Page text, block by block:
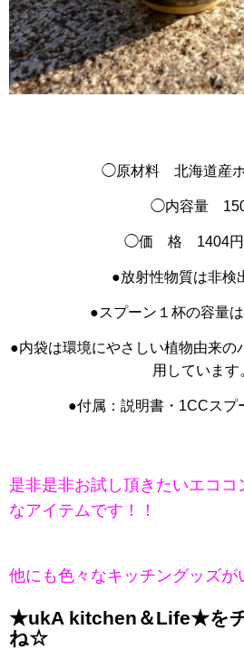
◯原材料 北海道産
◯内容量
◯価 格 1404円
●放射性物質は非検
●スプーン１杯の容量は
●内袋は環境にやさしい植物由来の
用しています
●付属：説明書・1CCスプ
是非是非お試し頂きたいエコ
なアイテムです！！
他にも色々なキッチングッズが
★ukA kitchen＆Life★を
ね☆